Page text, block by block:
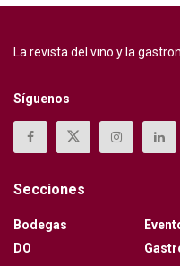
La revista del vino y la
Síguenos
Secciones
Bodegas
DO